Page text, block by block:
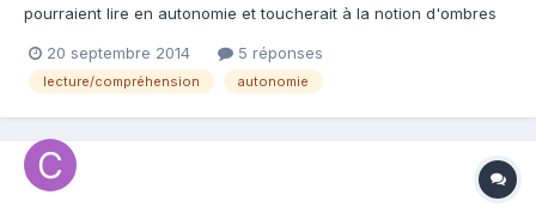
pourraient lire en autonomie et toucherait à la notion d'ombres
CE2. J'ai l'idée d'arriver à la création d'un théatre d'ombres. si
vous avez une idée, je suis preneuse...
20 septembre 2014 5 réponses
lecture/compréhension autonomie